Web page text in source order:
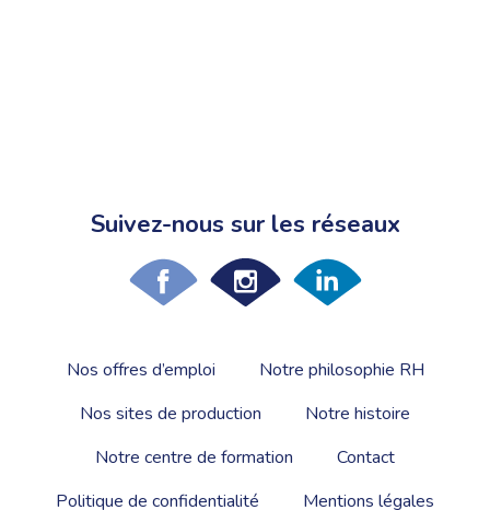
Suivez-nous sur les réseaux
Nos offres d’emploi
Notre philosophie RH
Nos sites de production
Notre histoire
Notre centre de formation
Contact
Politique de confidentialité
Mentions légales